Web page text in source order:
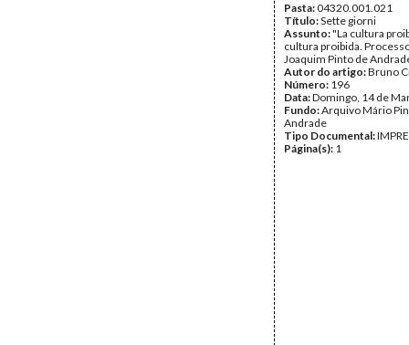
Pasta:04320.001.021
Título:Sette giorni
Assunto:"La cultura
cultura proibida.
Joaquim Pinto de
Autor do artigo:Bruno
Número: 196
Data:Domingo, 14 de
Fundo:Arquivo Mário
Andrade
Tipo Documental:
Página(s): 1